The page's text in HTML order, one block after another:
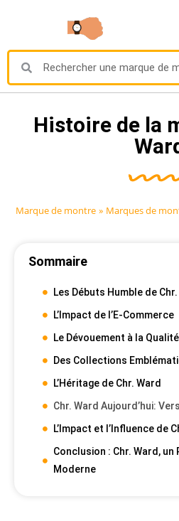
Histoire de la
Marque de montre » Marques de
Sommaire
Les Débuts Humble de Chr.
L’Impact de l’E-Commerce
Le Dévouement à la
Des Collections
L’Héritage de Chr. Ward
Chr. Ward Aujourd’hui:
L’Impact et l’Influence de
Conclusion : Chr. Ward,
Moderne